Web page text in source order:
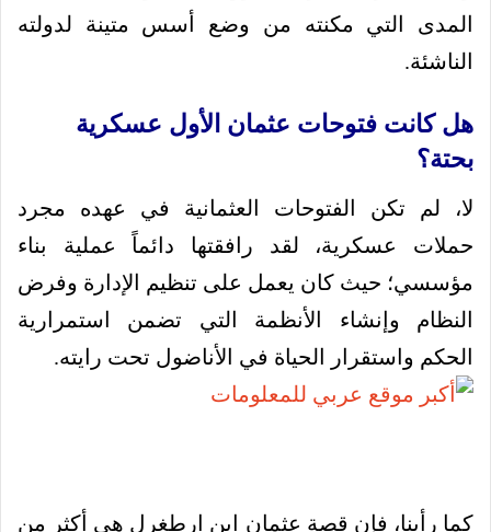
المدى التي مكنته من وضع أسس متينة لدولته
الناشئة.
هل كانت فتوحات عثمان الأول عسكرية
بحتة؟
لا، لم تكن الفتوحات العثمانية في عهده مجرد
حملات عسكرية، لقد رافقتها دائماً عملية بناء
مؤسسي؛ حيث كان يعمل على تنظيم الإدارة وفرض
النظام وإنشاء الأنظمة التي تضمن استمرارية
الحكم واستقرار الحياة في الأناضول تحت رايته.
كما رأينا، فإن قصة عثمان ابن ارطغرل هي أكثر من